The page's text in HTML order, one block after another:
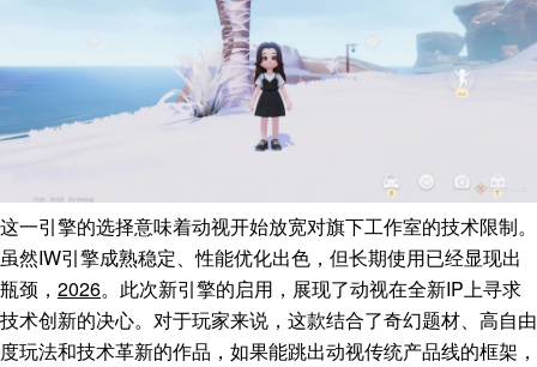
这一引擎的选择意味着动视开始放宽对旗下工作室的技术限制。
虽然IW引擎成熟稳定、性能优化出色，但长期使用已经显现出
瓶颈， 2026。此次新引擎的启用，展现了动视在全新IP上寻求
技术创新的决心。对于玩家来说，这款结合了奇幻题材、高自由
度玩法和技术革新的作品，如果能跳出动视传统产品线的框架，